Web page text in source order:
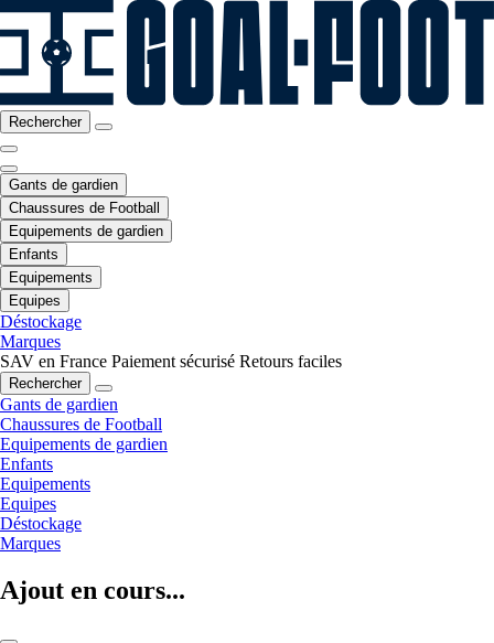
Rechercher
Gants de gardien
Chaussures de Football
Equipements de gardien
Enfants
Equipements
Equipes
Déstockage
Marques
SAV en France Paiement sécurisé Retours faciles
Rechercher
Gants de gardien
Chaussures de Football
Equipements de gardien
Enfants
Equipements
Equipes
Déstockage
Marques
Ajout en cours...